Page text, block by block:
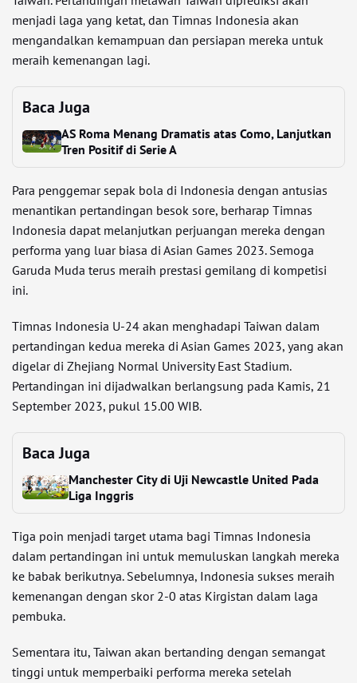
menjadi laga yang ketat, dan Timnas Indonesia akan
mengandalkan kemampuan dan persiapan mereka untuk
meraih kemenangan lagi.
Baca Juga
AS Roma Menang Dramatis atas Como, Lanjutkan
Tren Positif di Serie A
Para penggemar sepak bola di Indonesia dengan antusias
menantikan pertandingan besok sore, berharap Timnas
Indonesia dapat melanjutkan perjuangan mereka dengan
performa yang luar biasa di Asian Games 2023. Semoga
Garuda Muda terus meraih prestasi gemilang di kompetisi
ini.
Timnas Indonesia U-24 akan menghadapi Taiwan dalam
pertandingan kedua mereka di Asian Games 2023, yang akan
digelar di Zhejiang Normal University East Stadium.
Pertandingan ini dijadwalkan berlangsung pada Kamis, 21
September 2023, pukul 15.00 WIB.
Baca Juga
Manchester City di Uji Newcastle United Pada
Liga Inggris
Tiga poin menjadi target utama bagi Timnas Indonesia
dalam pertandingan ini untuk memuluskan langkah mereka
ke babak berikutnya. Sebelumnya, Indonesia sukses meraih
kemenangan dengan skor 2-0 atas Kirgistan dalam laga
pembuka.
Sementara itu, Taiwan akan bertanding dengan semangat
tinggi untuk memperbaiki performa mereka setelah